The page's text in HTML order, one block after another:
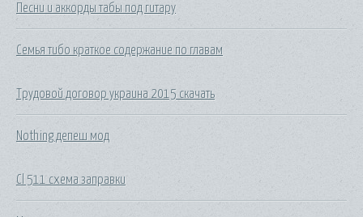
Песни и аккорды табы под гитару
Семья тибо краткое содержание по главам
Трудовой договор украина 2015 скачать
Nothing депеш мод
Cl 511 схема заправки